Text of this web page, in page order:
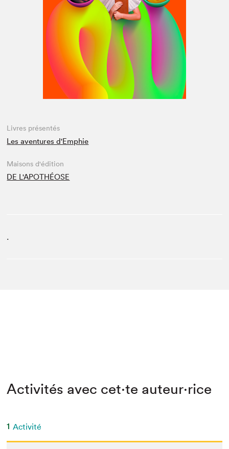
Espace médias
Livres présentés
Les aventures d'Emphie
Maisons d'édition
DE L'APOTHÉOSE
.
Activités avec cet·te auteur·rice
1 Activité